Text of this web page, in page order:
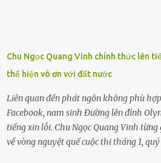
để được giúp đỡ thì có thể sẽ bỏ lỡ cơ
có biết gì đâu Nhiều người cứ coi trẻ còn
lầm, thì họ cũng không trách mắng.
không dạy con cẩn...
Chu Ngọc Quang Vinh chính thức lên
thể hiện vô ơn với đất nước
Liên quan đến phát ngôn không phù
Facebook, nam sinh Đường lên đỉnh
tiếng xin lỗi. Chu Ngọc Quang Vinh
về vòng nguyệt quế cuộc thi tháng 1,